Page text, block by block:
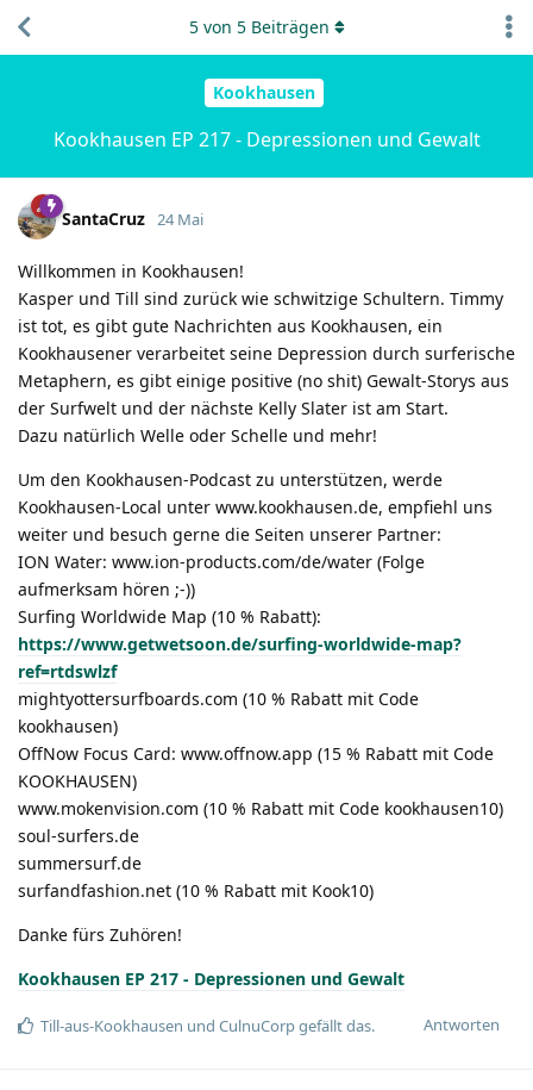
Kookhausen
Kookhausen EP 217 - Depressionen und Gewalt
5von 5Beiträgen
SantaCruz 24 Mai
Willkommen in Kookhausen!
Kasper und Till sind zurück wie schwitzige Schultern. Timmy
ist tot, es gibt gute Nachrichten aus Kookhausen, ein
Kookhausener verarbeitet seine Depression durch surferische
Metaphern, es gibt einige positive (no shit) Gewalt-Storys aus
der Surfwelt und der nächste Kelly Slater ist am Start.
Dazu natürlich Welle oder Schelle und mehr!
Um den Kookhausen-Podcast zu unterstützen, werde
Kookhausen-Local unter www.kookhausen.de, empfiehl uns
weiter und besuch gerne die Seiten unserer Partner:
ION Water: www.ion-products.com/de/water (Folge
aufmerksam hören ;-))
Surfing Worldwide Map (10 % Rabatt):
https://www.getwetsoon.de/surfing-worldwide-map?
ref=rtdswlzf
mightyottersurfboards.com (10 % Rabatt mit Code
kookhausen)
OffNow Focus Card: www.offnow.app (15 % Rabatt mit Code
KOOKHAUSEN)
www.mokenvision.com (10 % Rabatt mit Code kookhausen10)
soul-surfers.de
summersurf.de
surfandfashion.net (10 % Rabatt mit Kook10)
Danke fürs Zuhören!
Kookhausen EP 217 - Depressionen und Gewalt
Antworten
Till-aus-Kookhausen und CulnuCorpgefällt das.